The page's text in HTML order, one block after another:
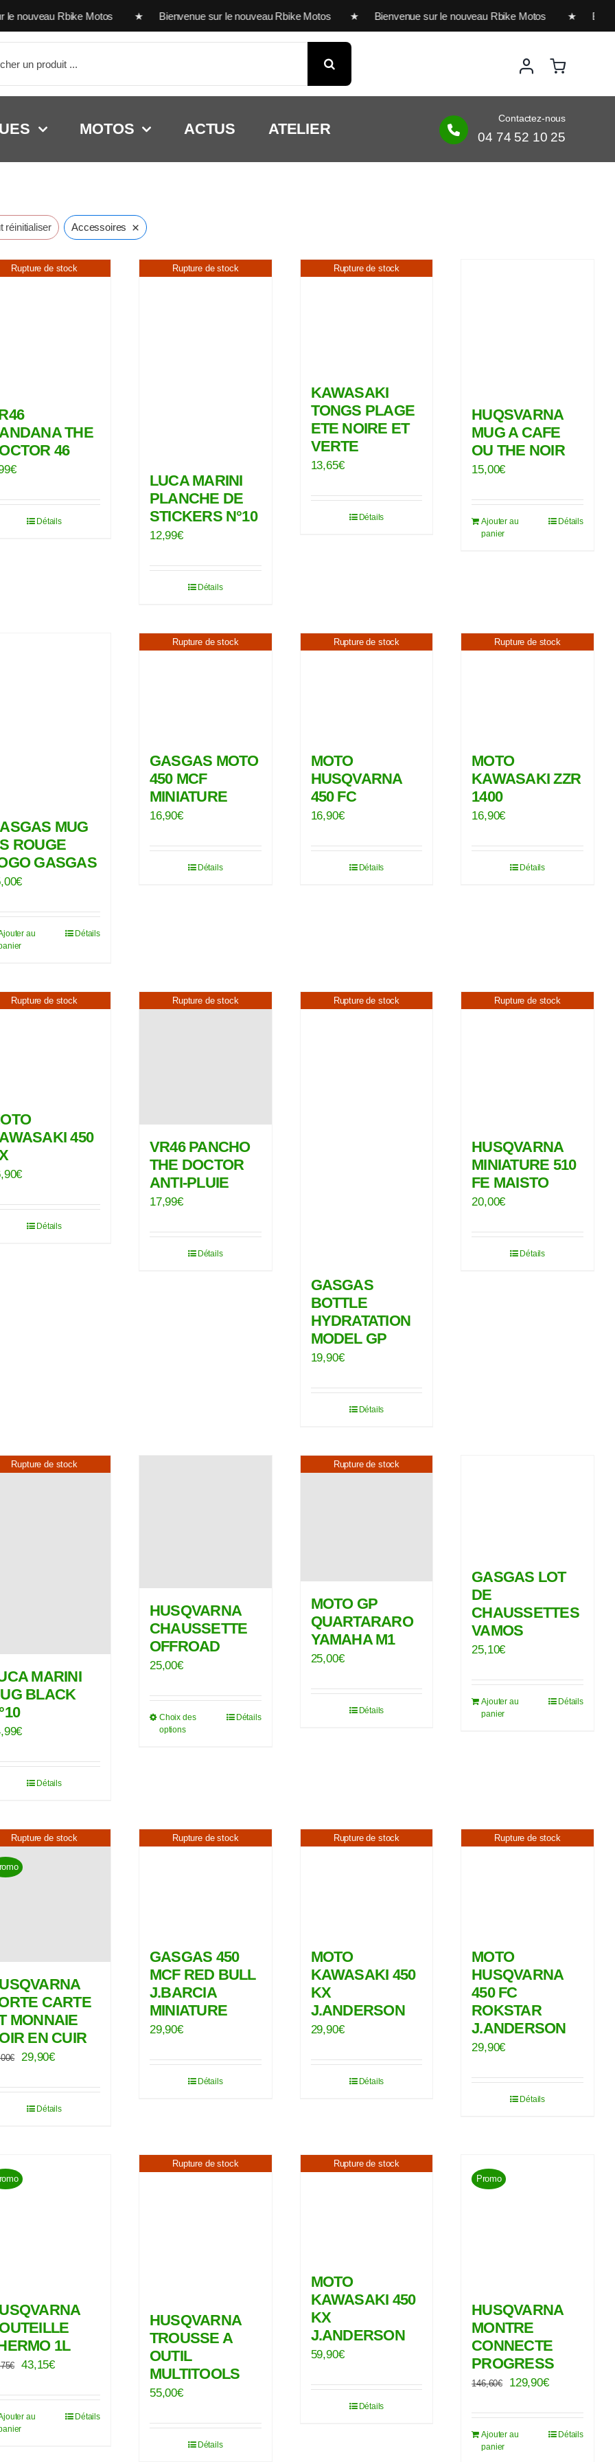
Rbike Motos ★ Bienvenue sur le nouveau Rbike Motos ★ Bienvenue sur le nouveau Rbike Motos ★ Bienvenue
MOTOS ACTUS ATELIER
Contactez-nous
04 74 52 10 25
réinitialiser Accessoires ×
Rupture de stock
THE
46
€
Détails
Rupture de stock
LUCA MARINI
PLANCHE DE
STICKERS N°10
12,99€
Détails
Rupture de stock
KAWASAKI
TONGS PLAGE
ETE NOIRE ET
VERTE
13,65€
Détails
HUQSVARNA
MUG A CAFE
OU THE NOIR
15,00€
Ajouter au
panier
Détails
MUG
ROUGE
GASGAS
€
au
Détails
Rupture de stock
GASGAS MOTO
450 MCF
MINIATURE
16,90€
Détails
Rupture de stock
MOTO
HUSQVARNA
450 FC
16,90€
Détails
Rupture de stock
MOTO
KAWASAKI ZZR
1400
16,90€
Détails
Rupture de stock
450
€
Détails
Rupture de stock
VR46 PANCHO
THE DOCTOR
ANTI-PLUIE
17,99€
Détails
Rupture de stock
GASGAS
BOTTLE
HYDRATATION
MODEL GP
19,90€
Détails
Rupture de stock
HUSQVARNA
MINIATURE 510
FE MAISTO
20,00€
Détails
Rupture de stock
MARINI
BLACK
€
Détails
HUSQVARNA
CHAUSSETTE
OFFROAD
25,00€
Choix des
options
options
page
du
produit
Détails
Rupture de stock
MOTO GP
QUARTARARO
YAMAHA M1
25,00€
Détails
GASGAS LOT
DE
CHAUSSETTES
VAMOS
25,10€
Ajouter au
panier
Détails
Rupture de stock
CARTE
MONNAIE
EN CUIR
€
Le
initial
était :
29,90€Le
actuel
est :
Détails
Rupture de stock
GASGAS 450
MCF RED BULL
J.BARCIA
MINIATURE
29,90€
Détails
Rupture de stock
MOTO
KAWASAKI 450
KX
J.ANDERSON
29,90€
Détails
Rupture de stock
MOTO
HUSQVARNA
450 FC
ROKSTAR
J.ANDERSON
29,90€
Détails
1L
€
Le
initial
était :
43,15€Le
actuel
est :
au
Détails
Rupture de stock
HUSQVARNA
TROUSSE A
OUTIL
MULTITOOLS
55,00€
Détails
Rupture de stock
MOTO
KAWASAKI 450
KX
J.ANDERSON
59,90€
Détails
Promo
HUSQVARNA
MONTRE
CONNECTE
PROGRESS
146,60€
Le
initial
était :
129,90€Le
actuel
est :
Ajouter au
panier
Détails